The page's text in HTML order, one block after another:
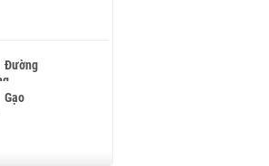
Đường
Gạo